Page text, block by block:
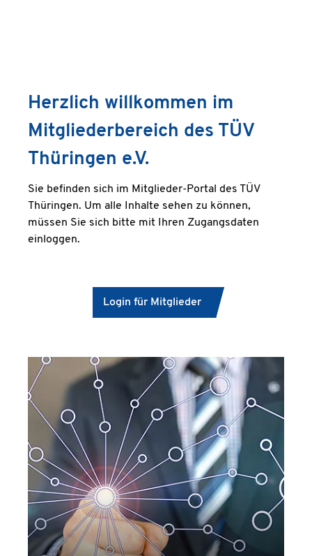
Herzlich willkommen im
Mitgliederbereich des TÜV
Thüringen e.V.
Sie befinden sich im Mitglieder-Portal des TÜV
Thüringen. Um alle Inhalte sehen zu können,
müssen Sie sich bitte mit Ihren Zugangsdaten
einloggen.
Login für Mitglieder